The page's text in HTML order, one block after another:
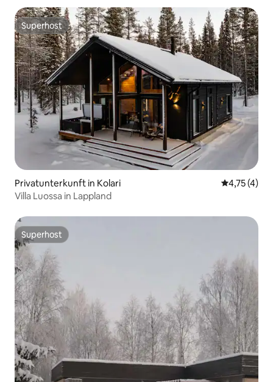
Superhost
Superhost
Privatunterkunft in Kolari
4,75 (4)
Villa Luossa in Lappland
Superhost
Superhost